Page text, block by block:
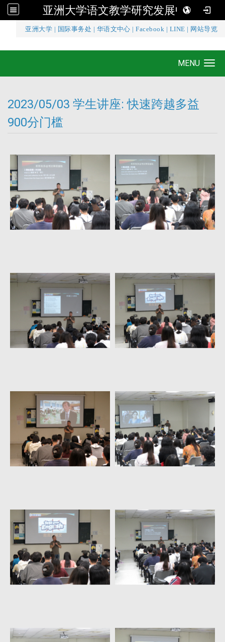
亚洲大学语文教学研究发展中心
亚洲大学 国际事务处 华语文中心 |Facebook LINE 网站导览
亚洲大学语文教学研究发展中心
MENU
2023/05/03 学生讲座: 快速跨越多益
900分门槛